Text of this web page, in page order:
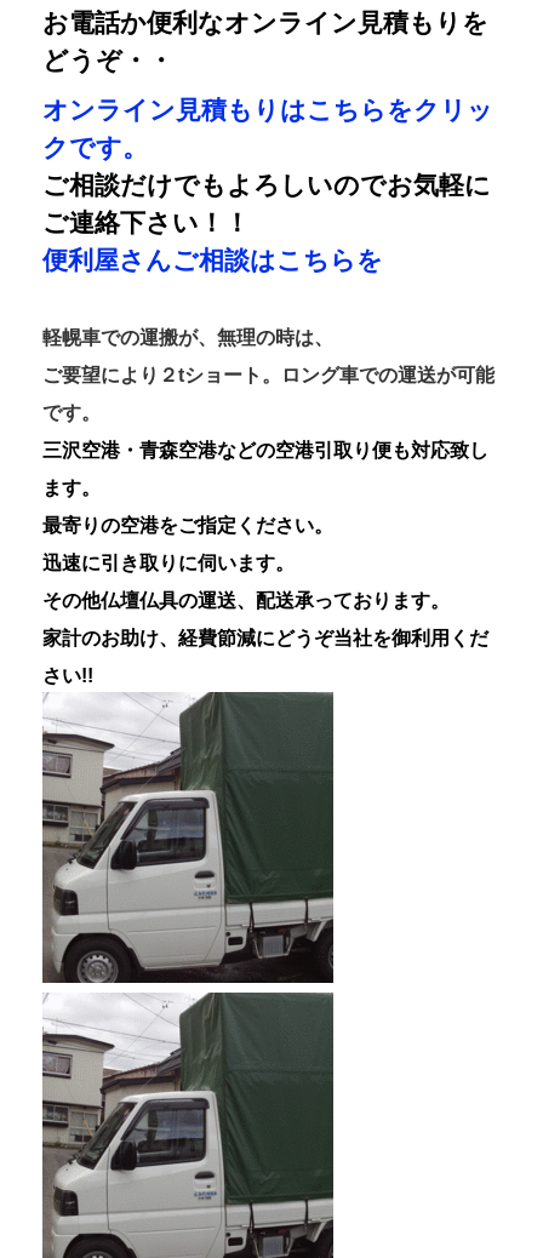
お電話か便利なオンライン見積もりを
どうぞ・・
オンライン見積もりはこちらをクリッ
クです。
ご相談だけでもよろしいのでお気軽に
ご連絡下さい！！
便利屋さんご相談はこちらを
軽幌車での運搬が、無理の時は、
ご要望により２tショート。ロング車での運送が可能
です。
三沢空港・青森空港などの空港引取り便も対応致し
ます。
最寄りの空港をご指定ください。
迅速に引き取りに伺います。
その他仏壇仏具の運送、配送承っております。
家計のお助け、経費節減にどうぞ当社を御利用くだ
さい!!